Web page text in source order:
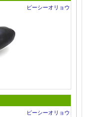
ピーシーオリョウ
ピーシーオリョウ